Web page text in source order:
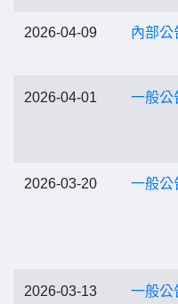
2026-04-09 內部公
2026-04-01 一般公
2026-03-20 一般公
2026-03-13 一般公